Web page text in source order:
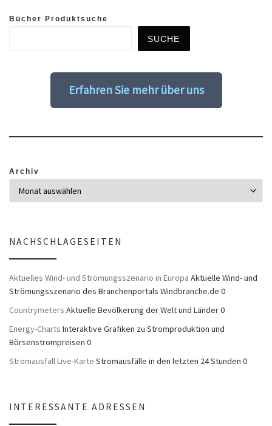
Bücher Produktsuche
SUCHE
Erfahren Sie mehr über uns
Archiv
NACHSCHLAGESEITEN
Aktuelles Wind- und Strömungsszenario in Europa Aktuelle Wind- und
Strömungsszenario des Branchenportals Windbranche.de 0
Countrymeters Aktuelle Bevölkerung der Welt und Länder 0
Energy-Charts Interaktive Grafiken zu Stromproduktion und
Börsenstrompreisen 0
Stromausfall Live-Karte Stromausfälle in den letzten 24 Stunden 0
INTERESSANTE ADRESSEN